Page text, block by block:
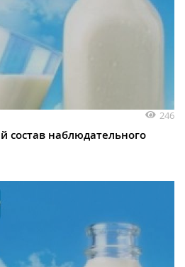
246
состав наблюдательного